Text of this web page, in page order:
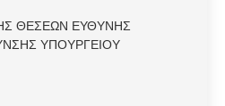
ΘΕΣΕΩΝ ΕΥΘΥΝΗΣ
ΥΠΟΥΡΓΕΙΟΥ